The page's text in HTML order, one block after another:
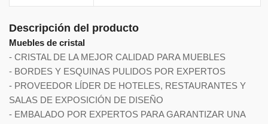
Descripción del producto
Muebles de cristal
- CRISTAL DE LA MEJOR CALIDAD PARA MUEBLES
- BORDES Y ESQUINAS PULIDOS POR EXPERTOS
- PROVEEDOR LÍDER DE HOTELES, RESTAURANTES Y
SALAS DE EXPOSICIÓN DE DISEÑO
- EMBALADO POR EXPERTOS PARA GARANTIZAR UNA